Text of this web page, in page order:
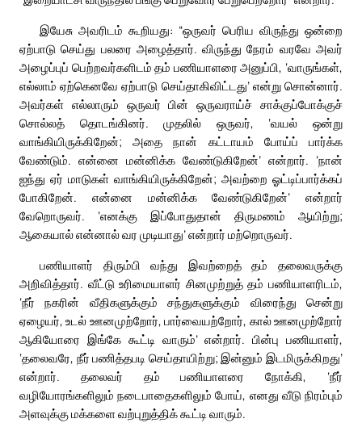
இயேசு அவரிடம் கூறியது: “ஒருவர் பெரிய விருந்து ஒன்றை
ஏற்பாடு செய்து பலரை அழைத்தார். விருந்து நேரம் வரவே அவர்
அழைப்புப் பெற்றவர்களிடம் தம் பணியாளரை அனுப்பி, ‘வாருங்கள்,
எல்லாம் ஏற்கெனவே ஏற்பாடு செய்தாகிவிட்டது’ என்று சொன்னார்.
அவர்கள் எல்லாரும் ஒருவர் பின் ஒருவராய்ச் சாக்குப்போக்குச்
சொல்லத் தொடங்கினர். முதலில் ஒருவர், ‘வயல் ஒன்று
வாங்கியிருக்கிறேன்; அதை நான் கட்டாயம் போய்ப் பார்க்க
வேண்டும். என்னை மன்னிக்க வேண்டுகிறேன்’ என்றார். ‘நான்
ஐந்து ஏர் மாடுகள் வாங்கியிருக்கிறேன்; அவற்றை ஓட்டிப்பார்க்கப்
போகிறேன். என்னை மன்னிக்க வேண்டுகிறேன்’ என்றார்
வேறொருவர். ‘எனக்கு இப்போதுதான் திருமணம் ஆயிற்று;
ஆகையால் என்னால் வர முடியாது’ என்றார் மற்றொருவர்.
பணியாளர் திரும்பி வந்து இவற்றைத் தம் தலைவருக்கு
அறிவித்தார். வீட்டு உரிமையாளர் சினமுற்றுத் தம் பணியாளரிடம்,
‘நீர் நகரின் வீதிகளுக்கும் சந்துகளுக்கும் விரைந்து சென்று
ஏழையர், உடல் ஊனமுற்றோர், பார்வையற்றோர், கால் ஊனமுற்றோர்
ஆகியோரை இங்கே கூட்டி வாரும்’ என்றார். பின்பு பணியாளர்,
‘தலைவரே, நீர் பணித்தபடி செய்தாயிற்று; இன்னும் இடமிருக்கிறது’
என்றார். தலைவர் தம் பணியாளரை நோக்கி, ‘நீர்
வழியோரங்களிலும் நடைபாதைகளிலும் போய், எனது வீடு நிரம்பும்
அளவுக்கு மக்களை வற்புறுத்திக் கூட்டி வாரும்.